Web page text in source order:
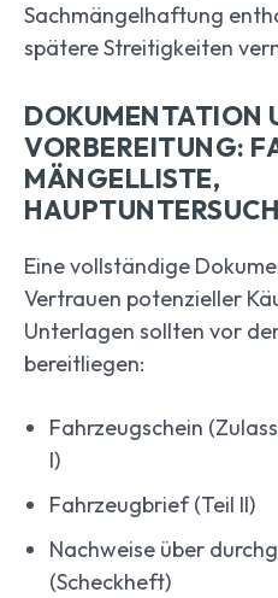
Sachmängelhaftung
spätere Streitigkeiten
DOKUMENTATION
VORBEREITUNG:
MÄNGELLISTE,
Eine vollständige
Vertrauen potenzieller
Unterlagen sollten vor
bereitliegen:
Fahrzeugschein
I)
Fahrzeugbrief (Teil II)
Nachweise über
(Scheckheft)